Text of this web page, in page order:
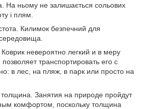
На ньому не залишається сольових
і плям.
Килимок безпечний для
невероятно легкий и в меру
транспортировать его с
в лес, на пляж, в парк или просто на
Занятия на природе пройдут
комфортом, поскольку толщина